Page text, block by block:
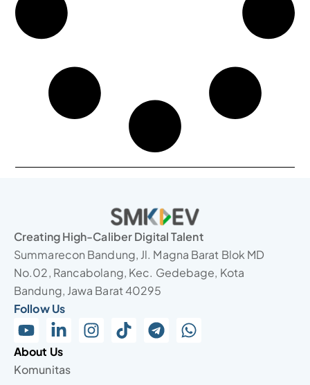
Creating High-Caliber Digital Talent
Summarecon Bandung, Jl. Magna Barat Blok MD
No.02, Rancabolang, Kec. Gedebage, Kota
Bandung, Jawa Barat 40295
Follow Us
About Us
Komunitas